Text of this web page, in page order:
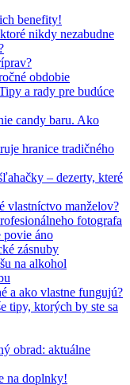
benefity!
nikdy nezabudne
obdobie
a rady pre budúce
candy baru. Ako
hranice tradičného
– dezerty, které
vlastníctvo manželov?
fotografa
povie áno
zásnuby
na alkohol
a ako vlastne fungujú?
tipy, ktorých by ste sa
obrad: aktuálne
na doplnky!